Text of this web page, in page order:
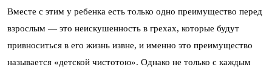
Вместе с этим у ребенка есть только одно преимущество перед
взрослым — это неискушенность в грехах, которые будут
привноситься в его жизнь извне, и именно это преимущество
называется «детской чистотою». Однако не только с каждым